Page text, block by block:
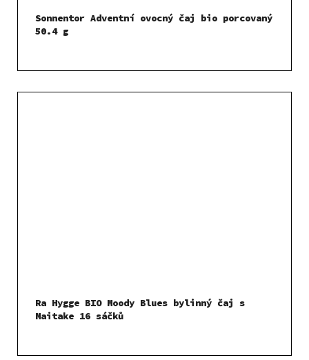
Sonnentor Adventní ovocný čaj bio porcovaný
50.4 g
Ra Hygge BIO Moody Blues bylinný čaj s
Maitake 16 sáčků